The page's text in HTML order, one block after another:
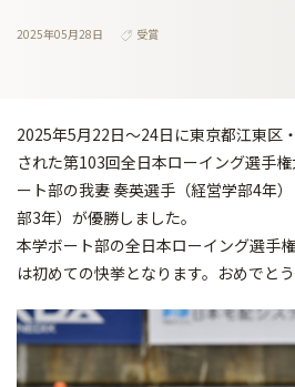
2025年05月28日
受賞
2025年5月22日～24日に東京都江東区
された第103回全日本ローイング選手
ート部の我妻 奏英選手（経営学部4年
部3年）が優勝しました。
本学ボート部の全日本ローイング選手
は初めての快挙となります。おめでと